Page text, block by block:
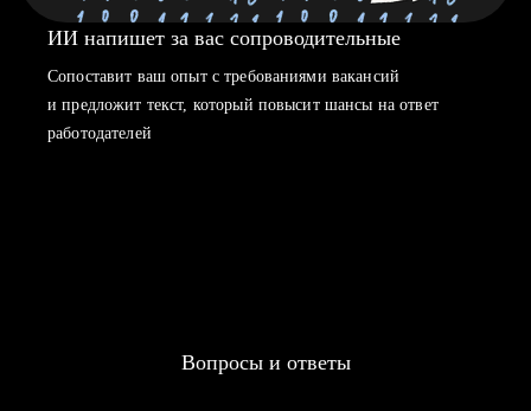
ИИ напишет за вас сопроводительные
Сопоставит ваш опыт с требованиями вакансий
и предложит текст, который повысит шансы на ответ
работодателей
Вопросы и ответы